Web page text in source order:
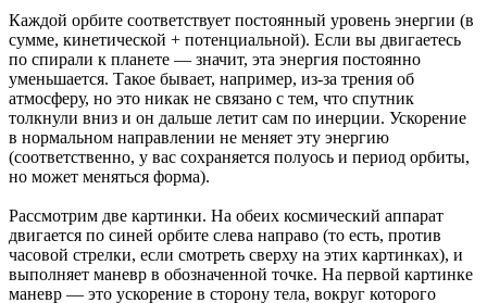
Каждой орбите соответствует постоянный уровень энергии (в
сумме, кинетической + потенциальной). Если вы двигаетесь
по спирали к планете — значит, эта энергия постоянно
уменьшается. Такое бывает, например, из-за трения об
атмосферу, но это никак не связано с тем, что спутник
толкнули вниз и он дальше летит сам по инерции. Ускорение
в нормальном направлении не меняет эту энергию
(соответственно, у вас сохраняется полуось и период орбиты,
но может меняться форма).
Рассмотрим две картинки. На обеих космический аппарат
двигается по синей орбите слева направо (то есть, против
часовой стрелки, если смотреть сверху на этих картинках), и
выполняет маневр в обозначенной точке. На первой картинке
маневр — это ускорение в сторону тела, вокруг которого